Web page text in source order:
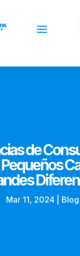
de
Mar 11, 2024 Blog